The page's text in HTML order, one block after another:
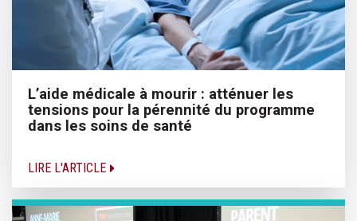
L’aide médicale à mourir : atténuer les
tensions pour la pérennité du programme
dans les soins de santé
LIRE L'ARTICLE